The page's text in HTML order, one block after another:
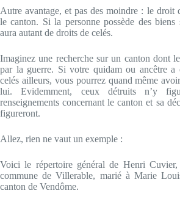
Autre avantage, et pas des moindre : le droit
le canton. Si la personne possède des
aura autant de droits de celés.
Imaginez une recherche sur un canton dont
par la guerre. Si votre quidam ou ancêtre a
celés ailleurs, vous pourrez quand même
lui. Evidemment, ceux détruits n’y
renseignements concernant le canton et sa
figureront.
Allez, rien ne vaut un exemple :
Voici le répertoire général de Henri
commune de Villerable, marié à Marie
canton de Vendôme.